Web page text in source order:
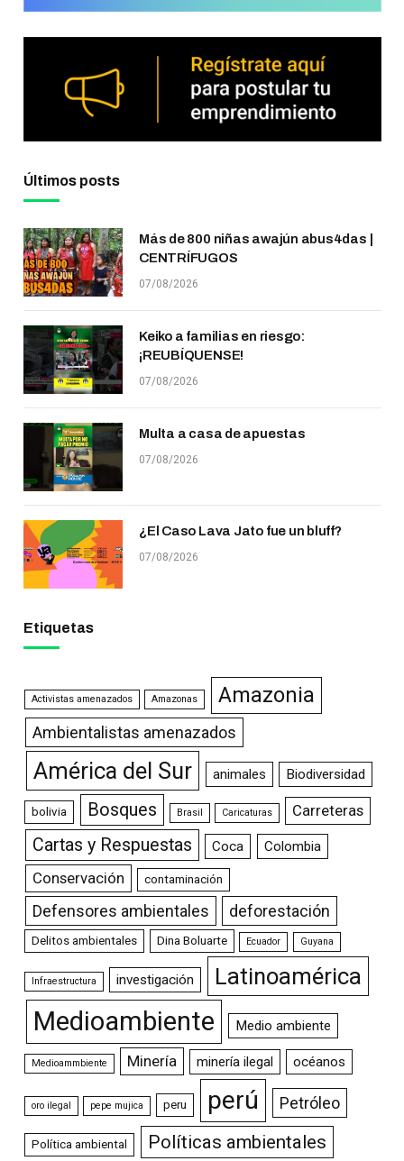
Últimos posts
Más de 800 niñas awajún abus4das |
CENTRÍFUGOS
07/08/2026
Keiko a familias en riesgo:
¡REUBÍQUENSE!
07/08/2026
Multa a casa de apuestas
07/08/2026
¿El Caso Lava Jato fue un bluff?
07/08/2026
Etiquetas
Activistas amenazados Amazonas Amazonia
Ambientalistas amenazados
América del Sur animales Biodiversidad
bolivia Bosques Brasil Caricaturas Carreteras
Cartas y Respuestas Coca Colombia
Conservación contaminación
Defensores ambientales deforestación
Delitos ambientales Dina Boluarte Ecuador Guyana
Infraestructura investigación Latinoamérica
Medioambiente Medio ambiente
Medioammbiente Minería minería ilegal océanos
oro ilegal pepe mujica peru perú Petróleo
Política ambiental Políticas ambientales